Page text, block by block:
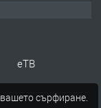
еТВ
сърфиране.